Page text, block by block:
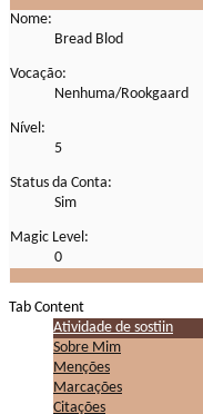
Nome:
Bread Blod
Vocação:
Nenhuma/Rookgaard
Nível:
5
Status da Conta:
Sim
Magic Level:
0
Tab Content
Atividade de sostiin
Sobre Mim
Menções
Marcações
Citações